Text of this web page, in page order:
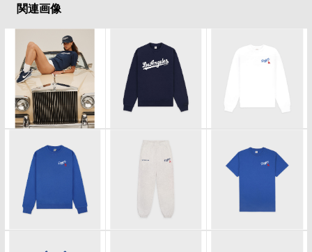
関連画像